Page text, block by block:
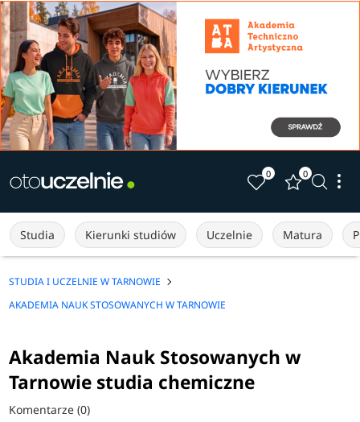
0 0
Studia Kierunki studiów Uczelnie Matura
STUDIA I UCZELNIE W TARNOWIE
AKADEMIA NAUK STOSOWANYCH W TARNOWIE
Akademia Nauk Stosowanych w
Tarnowie studia chemiczne
Komentarze (0)